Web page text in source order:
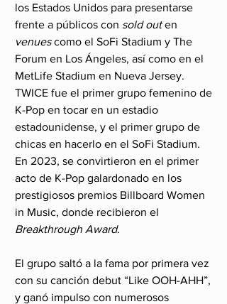
los Estados Unidos para presentarse
frente a públicos con sold out en
venues como el SoFi Stadium y The
Forum en Los Ángeles, así como en el
MetLife Stadium en Nueva Jersey.
TWICE fue el primer grupo femenino de
K-Pop en tocar en un estadio
estadounidense, y el primer grupo de
chicas en hacerlo en el SoFi Stadium.
En 2023, se convirtieron en el primer
acto de K-Pop galardonado en los
prestigiosos premios Billboard Women
in Music, donde recibieron el
Breakthrough Award.
El grupo saltó a la fama por primera vez
con su canción debut “Like OOH-AHH”,
y ganó impulso con numerosos